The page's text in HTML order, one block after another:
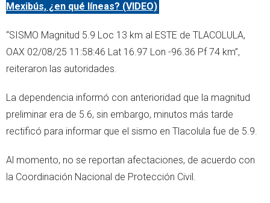
Mexibús, ¿en qué líneas? (VIDEO)
“SISMO Magnitud 5.9 Loc 13 km al ESTE de TLACOLULA,
OAX 02/08/25 11:58:46 Lat 16.97 Lon -96.36 Pf 74 km”,
reiteraron las autoridades.
La dependencia informó con anterioridad que la magnitud
preliminar era de 5.6, sin embargo, minutos más tarde
rectificó para informar que el sismo en Tlacolula fue de 5.9.
Al momento, no se reportan afectaciones, de acuerdo con
la Coordinación Nacional de Protección Civil.